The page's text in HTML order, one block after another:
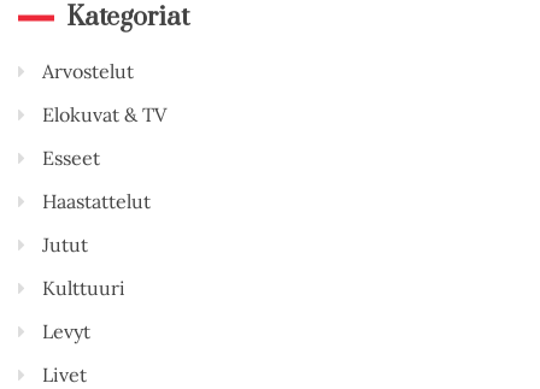
Kategoriat
Arvostelut
Elokuvat & TV
Esseet
Haastattelut
Jutut
Kulttuuri
Levyt
Livet